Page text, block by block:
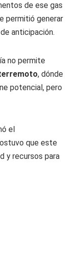
de ese gas
permitió generar
anticipación.
no permite
, dónde
potencial, pero
el
que este
y recursos para